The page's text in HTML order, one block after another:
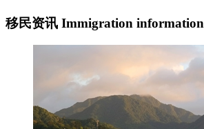
移民资讯 Immigration information